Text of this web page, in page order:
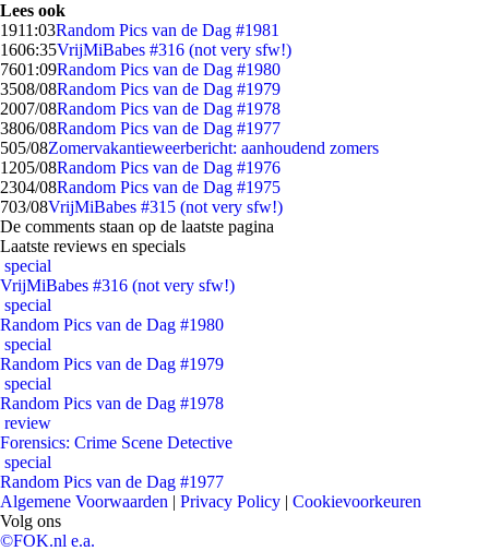
Lees ook
1911:03Random Pics van de Dag #1981
1606:35VrijMiBabes #316 (not very sfw!)
7601:09Random Pics van de Dag #1980
3508/08Random Pics van de Dag #1979
2007/08Random Pics van de Dag #1978
3806/08Random Pics van de Dag #1977
505/08Zomervakantieweerbericht: aanhoudend zomers
1205/08Random Pics van de Dag #1976
2304/08Random Pics van de Dag #1975
703/08VrijMiBabes #315 (not very sfw!)
De comments staan op de laatste pagina
Laatste reviews en specials
special
VrijMiBabes #316 (not very sfw!)
special
Random Pics van de Dag #1980
special
Random Pics van de Dag #1979
special
Random Pics van de Dag #1978
review
Forensics: Crime Scene Detective
special
Random Pics van de Dag #1977
Algemene Voorwaarden | Privacy Policy | Cookievoorkeuren
Volg ons
©FOK.nl e.a.